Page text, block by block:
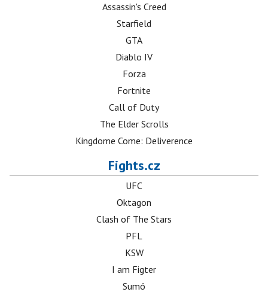
Assassin's Creed
Starfield
GTA
Diablo IV
Forza
Fortnite
Call of Duty
The Elder Scrolls
Kingdome Come: Deliverence
Fights.cz
UFC
Oktagon
Clash of The Stars
PFL
KSW
I am Figter
Sumó